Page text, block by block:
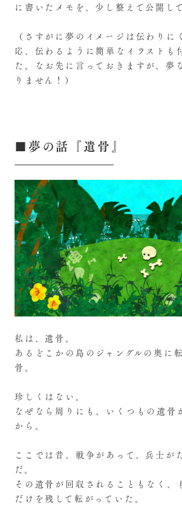
に書いたメモを、少し整えて公開して
（さすがに夢のイメージは伝わりに
応、伝わるように簡単なイラストも
た。なお先に言っておきますが、夢
りません！）
■夢の話『遺骨』
私は、遺骨。
あるどこかの島のジャングルの奥に
骨。
珍しくはない。
なぜなら周りにも、いくつもの遺骨
から。
ここでは昔、戦争があって、兵士が
だ。
その遺骨が回収されることもなく、
だけを残して転がっていた。